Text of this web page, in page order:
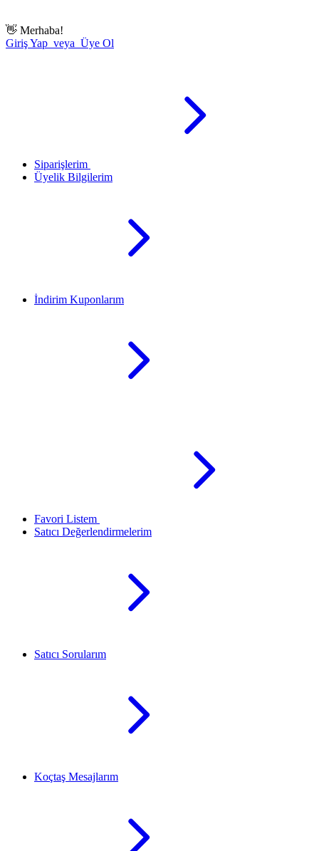
👋 Merhaba!
Giriş Yap veya Üye Ol
Siparişlerim
Üyelik Bilgilerim
İndirim Kuponlarım
Favori Listem
Satıcı Değerlendirmelerim
Satıcı Sorularım
Koçtaş Mesajlarım